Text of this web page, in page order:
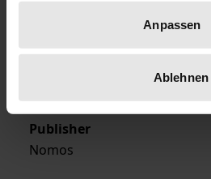
Anpassen
Ablehnen
Publisher
Nomos